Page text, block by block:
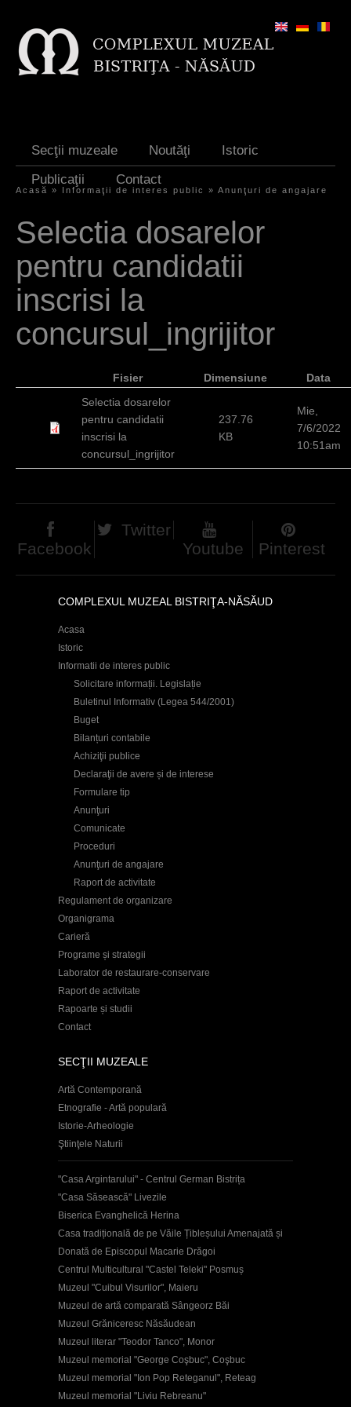
Secţii muzeale Noutăţi
Istoric
Publicaţii
Contact
ş
t
i
a
i
i
Acasă » Informaţii de interes public » Anunţuri de angajare
Selectia dosarelor
pentru candidatii
inscrisi la
concursul_ingrijitor
Fisier Dimensiune
Data
Selectia dosarelor
pentru candidatii
inscrisi la
concursul_ingrijitor
237.76
KB
Mie,
7/6/2022
10:51am
Facebook
Twitter
Youtube
Pinterest
COMPLEXUL MUZEAL BISTRIŢA-NĂSĂUD
Acasa
Istoric
Informatii de interes public
Solicitare informații. Legislație
Buletinul Informativ (Legea 544/2001)
Buget
Bilanțuri contabile
Achiziţii publice
Declaraţii de avere și de interese
Formulare tip
Anunţuri
Comunicate
Proceduri
Anunţuri de angajare
Raport de activitate
Regulament de organizare
Organigrama
Carieră
Programe și strategii
Laborator de restaurare-conservare
Raport de activitate
Rapoarte și studii
Contact
SECŢII MUZEALE
Artă Contemporană
Etnografie - Artă populară
Istorie-Arheologie
Ştiinţele Naturii
"Casa Argintarului" - Centrul German Bistrița
"Casa Săsească" Livezile
Biserica Evanghelică Herina
Casa tradițională de pe Văile Țibleșului Amenajată și
Donată de Episcopul Macarie Drăgoi
Centrul Multicultural "Castel Teleki" Posmuș
Muzeul "Cuibul Visurilor", Maieru
Muzeul de artă comparată Sângeorz Băi
Muzeul Grăniceresc Năsăudean
Muzeul literar "Teodor Tanco", Monor
Muzeul memorial "George Coşbuc", Coşbuc
Muzeul memorial "Ion Pop Reteganul", Reteag
Muzeul memorial "Liviu Rebreanu"